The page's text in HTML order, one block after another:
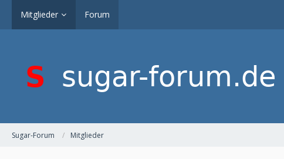
Mitglieder Forum
Sugar-Forum Mitglieder